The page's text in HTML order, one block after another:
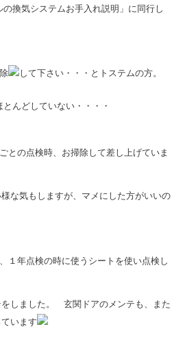
換気システムお手入れ説明」に同行し
して下さい・・・とトステムの方。
んどしていない・・・・
との点検時、お掃除して差し上げていま
な気もしますが、マメにした方がいいの
１年点検の時に使うシートを使い点検し
しました。 玄関ドアのメンテも、また
います